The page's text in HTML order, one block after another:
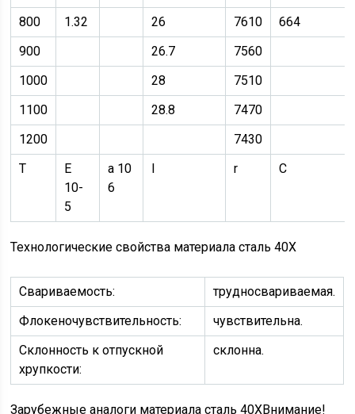
800
1.32 26 7610
664
900
26.7
7560
1000
28
7510
1100
28.8
7470
1200
7430
T
E
10-
5
a 10
6
l r C
Технологические свойства материала сталь 40Х
Свариваемость:
трудносвариваемая.
Флокеночувствительность:
чувствительна.
Склонность к отпускной
хрупкости:
склонна.
Зарубежные аналоги материала сталь 40ХВнимание!